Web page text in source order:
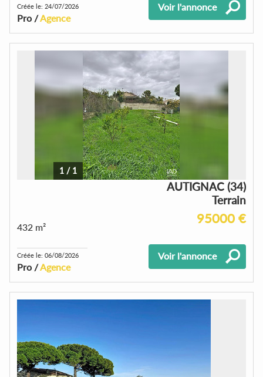
Créée le: 24/07/2026
Pro /Agence
Voir l'annonce
1 / 1
AUTIGNAC (34)
Terrain
95000 €
432 m²
Créée le: 06/08/2026
Pro /Agence
Voir l'annonce